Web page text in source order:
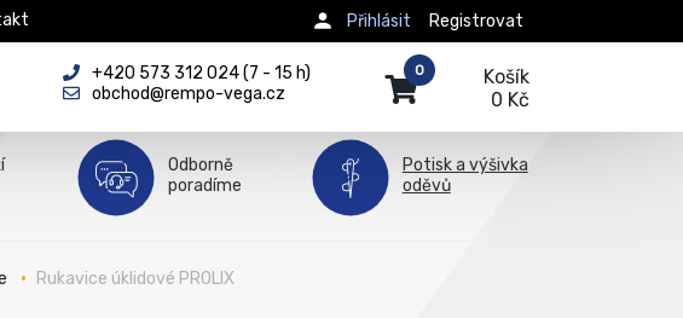
Registrovat
Přihlásit
+420 573 312 024 (7 - 15 h)
obchod@rempo-vega.cz
Košík
0 Kč
0
Odborně
poradíme
Potisk a výšivka
oděvů
Rukavice úklidové PROLIX